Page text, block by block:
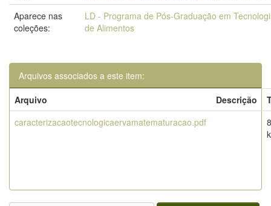
Aparece nas
coleções:
LD - Programa de Pós-Graduação em
de Alimentos
Arquivos associados a este item:
Arquivo
Descrição
caracterizacaotecnologicaervamatematuracao.pdf